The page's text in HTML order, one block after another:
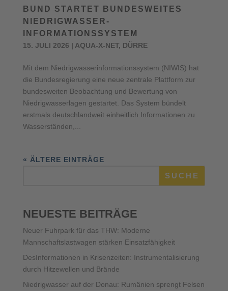
BUND STARTET BUNDESWEITES
NIEDRIGWASSER-
INFORMATIONSSYSTEM
15. JULI 2026 | AQUA-X-NET, DÜRRE
Mit dem Niedrigwasserinformationssystem (NIWIS) hat
die Bundesregierung eine neue zentrale Plattform zur
bundesweiten Beobachtung und Bewertung von
Niedrigwasserlagen gestartet. Das System bündelt
erstmals deutschlandweit einheitlich Informationen zu
Wasserständen,...
« ÄLTERE EINTRÄGE
SUCHE
NEUESTE BEITRÄGE
Neuer Fuhrpark für das THW: Moderne
Mannschaftslastwagen stärken Einsatzfähigkeit
DesInformationen in Krisenzeiten: Instrumentalisierung
durch Hitzewellen und Brände
Niedrigwasser auf der Donau: Rumänien sprengt Felsen